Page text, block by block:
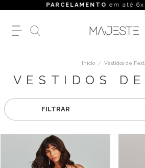
PARCELAMENTOem até 6x
Início / Vestidos de
VESTIDOS
FILTRAR